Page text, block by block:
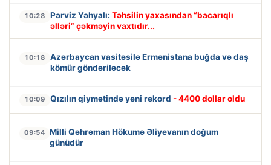
10:28 Pərviz Yəhyalı: Təhsilin yaxasından “bacarıqlı
əlləri” çəkməyin vaxtıdır...
10:18
Azərbaycan vasitəsilə Ermənistana buğda və daş
kömür göndəriləcək
10:09 Qızılın qiymətində yeni rekord - 4400 dollar oldu
09:54 Milli Qəhrəman Hökumə Əliyevanın doğum
günüdür